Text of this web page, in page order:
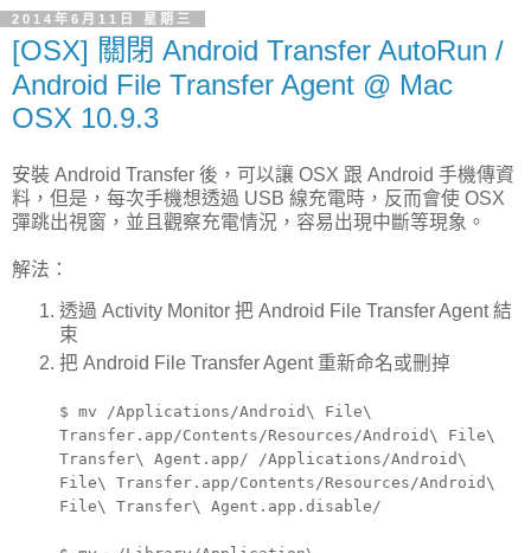
2014年6月11日 星期三
[OSX] 關閉 Android Transfer AutoRun /
Android File Transfer Agent @ Mac
OSX 10.9.3
安裝 Android Transfer 後，可以讓 OSX 跟 Android 手機傳資
料，但是，每次手機想透過 USB 線充電時，反而會使 OSX
彈跳出視窗，並且觀察充電情況，容易出現中斷等現象。
解法：
透過 Activity Monitor 把 Android File Transfer Agent 結
束
把 Android File Transfer Agent 重新命名或刪掉
$ mv /Applications/Android\ File\
Transfer.app/Contents/Resources/Android\ File\
Transfer\ Agent.app/ /Applications/Android\
File\ Transfer.app/Contents/Resources/Android\
File\ Transfer\ Agent.app.disable/